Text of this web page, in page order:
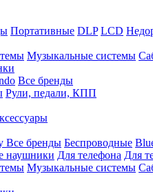
Портативные DLP LCD
Музыкальные системы
Все бренды
Рули, педали, КПП
Все бренды Беспроводные
наушники Для телефона Для
Музыкальные системы